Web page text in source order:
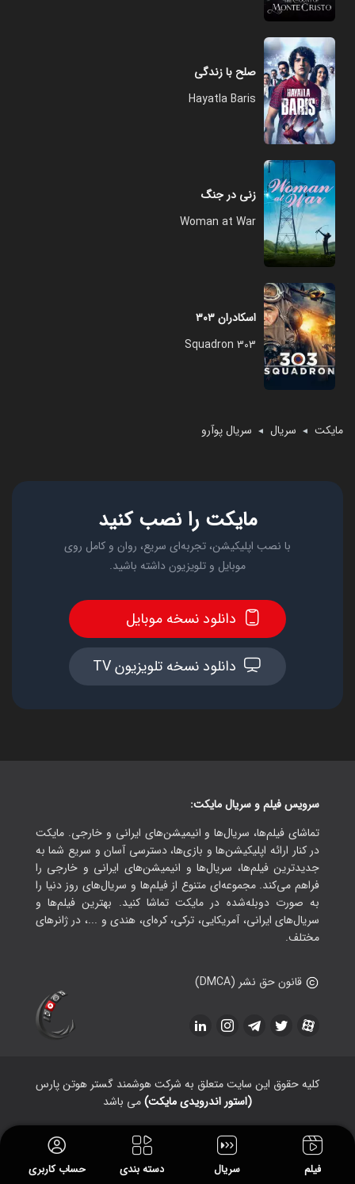
فیلم سریال دسته بندی حساب کاربری
صلح با زندگی
Hayatla Baris
زنی در جنگ
Woman at War
اسکادران ۳۰۳
Squadron 303
مایکت ◄ سریال ◄ سریال پوآرو
مایکت را نصب کنید
با نصب اپلیکیشن، تجربه‌ای سریع، روان و کامل روی
موبایل و تلویزیون داشته باشید.
دانلود نسخه موبایل
دانلود نسخه تلویزیون TV
سرویس فیلم و سریال مایکت:
تماشای فیلم‌ها، سریال‌ها و انیمیشن‌های ایرانی و خارجی. مایکت
در کنار ارائه اپلیکیشن‌ها و بازی‌ها، دسترسی آسان و سریع شما به
جدیدترین فیلم‌ها، سریال‌ها و انیمیشن‌های ایرانی و خارجی را
فراهم می‌کند. مجموعه‌ای متنوع از فیلم‌ها و سریال‌های روز دنیا را
به صورت دوبله‌شده در مایکت تماشا کنید. بهترین فیلم‌ها و
سریال‌های ایرانی، آمریکایی، ترکی، کره‌ای، هندی و ...، در ژانرهای
مختلف.
قانون حق نشر (DMCA)
کلیه حقوق این سایت متعلق به شرکت هوشمند گستر هوتن پارس
(استور اندرویدی مایکت)می باشد